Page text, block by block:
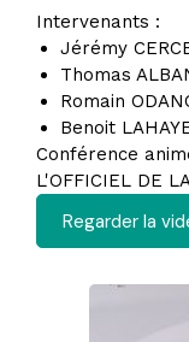
Intervenants :
Jérémy
Thomas
Romain
Benoit
Conférence
L'OFFICIEL DE
Regarder la